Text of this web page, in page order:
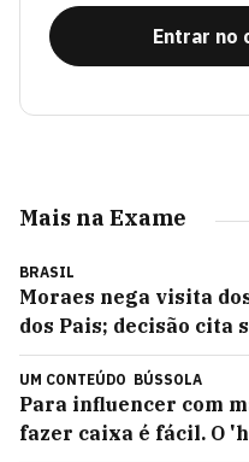
Entrar no
Mais na Exame
BRASIL
Moraes nega visita
dos Pais; decisão cita
UM CONTEÚDO BÚSSOLA
Para influencer com
fazer caixa é fácil. O